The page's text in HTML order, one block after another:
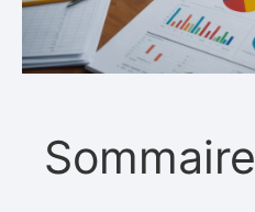
Sommaire